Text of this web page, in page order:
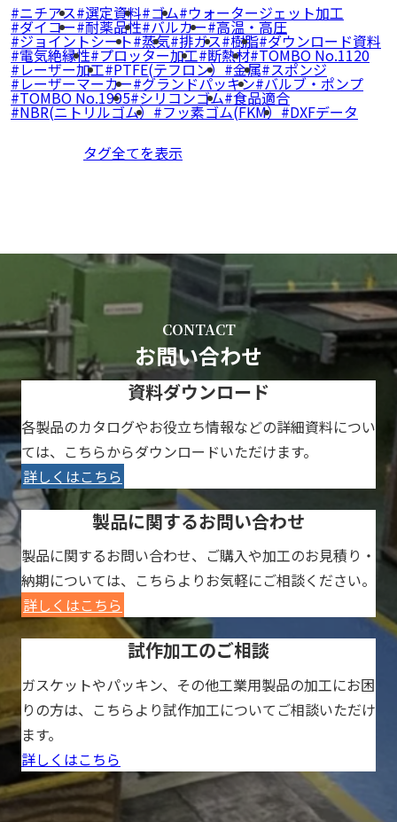
ニチアス 選定資料 ゴム ウォータージェット加工
ダイコー 耐薬品性 バルカー 高温・高圧
ジョイントシート 蒸気 排ガス 樹脂 ダウンロード資料
電気絶縁性 プロッター加工 断熱材 TOMBO No.1120
レーザー加工 PTFE(テフロン） 金属 スポンジ
レーザーマーカー グランドパッキン バルブ・ポンプ
TOMBO No.1995 シリコンゴム 食品適合
NBR(ニトリルゴム） フッ素ゴム(FKM） DXFデータ
タグ全てを表示
CONTACT
お問い合わせ
資料ダウンロード
各製品のカタログやお役立ち情報などの詳細資料につい
ては、こちらからダウンロードいただけます。
詳しくはこちら
製品に関するお問い合わせ
製品に関するお問い合わせ、ご購入や加工のお見積り・
納期については、こちらよりお気軽にご相談ください。
詳しくはこちら
試作加工のご相談
ガスケットやパッキン、その他工業用製品の加工にお困
りの方は、こちらより試作加工についてご相談いただけ
ます。
詳しくはこちら